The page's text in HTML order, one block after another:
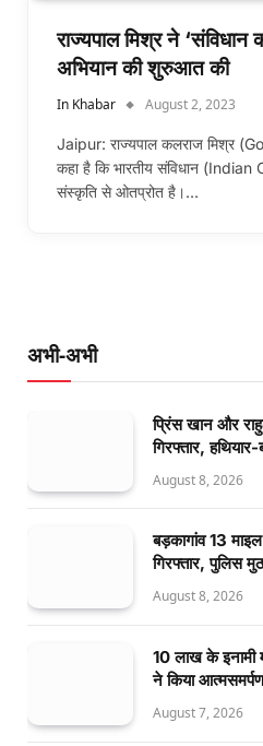
राज्यपाल मिश्र ने
अभियान की शुरुआत की
In Khabar August 2, 2023
Jaipur: राज्यपाल कलराज मिश्र
कहा है कि भारतीय संविधान
संस्कृति से ओतप्रोत है।…
अभी-अभी
प्रिंस खान और
गिरफ्तार,
August 8, 2026
बड़कागांव 13
गिरफ्तार, पुलिस
August 8, 2026
10 लाख के इनामी
ने किया आत्मसमर्पण
August 7, 2026